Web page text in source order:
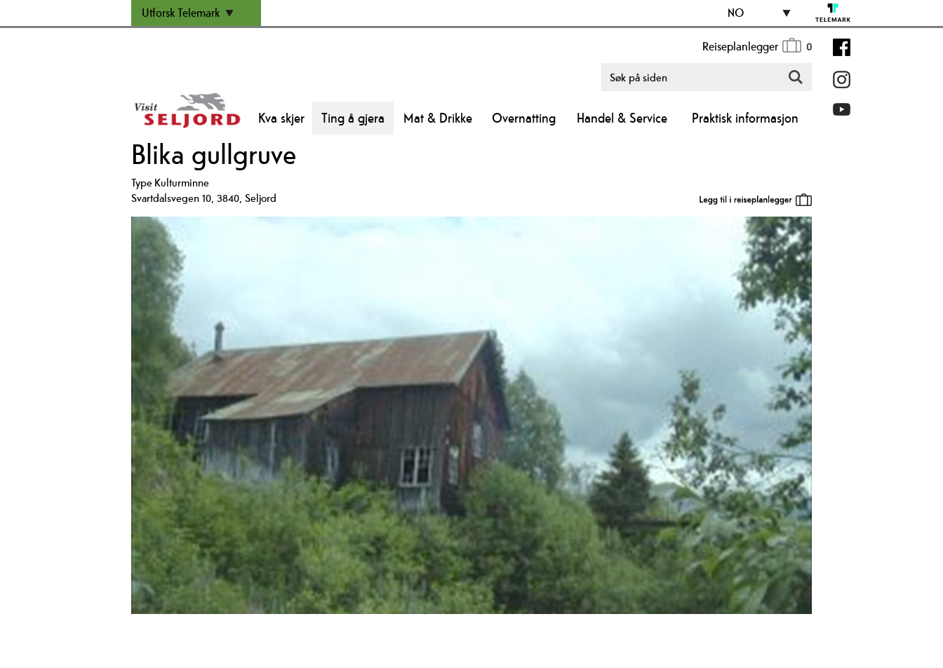
Utforsk Telemark NO
Reiseplanlegger 0
Kva skjer Ting å gjera Mat & Drikke Overnatting Handel & Service Praktisk informasjon
Blika gullgruve
TypeKulturminne
Svartdalsvegen 10, 3840, Seljord